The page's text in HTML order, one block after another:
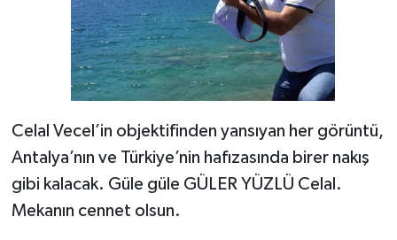
Celal Vecel’in objektifinden yansıyan her görüntü,
Antalya’nın ve Türkiye’nin hafızasında birer nakış
gibi kalacak. Güle güle GÜLER YÜZLÜ Celal.
Mekanın cennet olsun.